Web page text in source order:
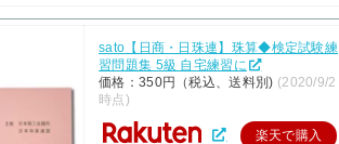
sato【日商・日珠連】珠算◆検定試験練
習問題集 5級 自宅練習に
価格：350円（税込、送料別) (2020/9/2
時点)
楽天で購入